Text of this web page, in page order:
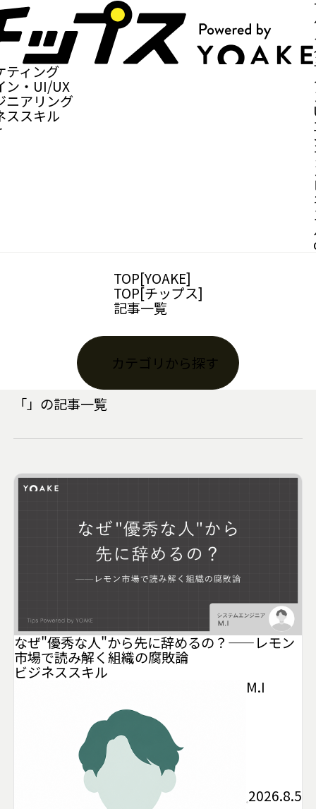
ティング
ン・UI/UX
ニアリング
ススキル
TOP[YOAKE]
TOP[チップス]
記事一覧
カテゴリから探す
「」の記事一覧
なぜ"優秀な人"から先に辞めるの？——レモン
市場で読み解く組織の腐敗論
ビジネススキル
M.I
2026.8.5